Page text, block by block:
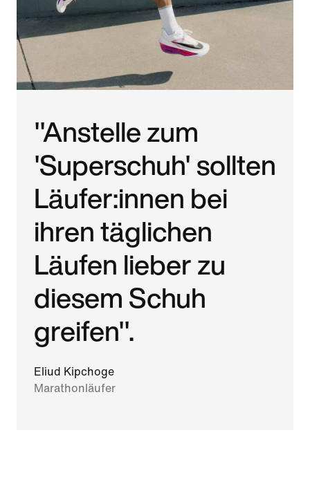
"Anstelle zum
'Superschuh' sollten
Läufer:innen bei
ihren täglichen
Läufen lieber zu
diesem Schuh
greifen".
Eliud Kipchoge
Marathonläufer